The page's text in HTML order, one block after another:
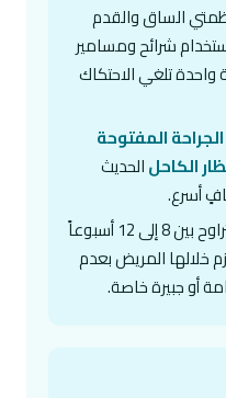
الساق والقدم
شرائح ومسامير
تلغي الاحتكاك
الجراحة المفتوحة
الكاحلالحديث
أسرع.
يتطلب التعافي التام فترة تتراوح بين 8 إلى 12 أسبوعاً
خلالها المريض بعدم
أو جبيرة خاصة.